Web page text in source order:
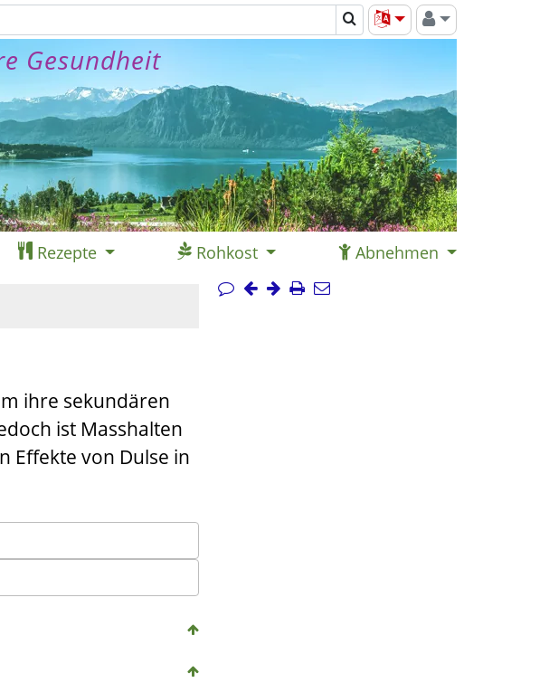
Gesundheit
Rezepte Rohkost Abnehmen
ihre sekundären
ist Masshalten
Effekte von Dulse in